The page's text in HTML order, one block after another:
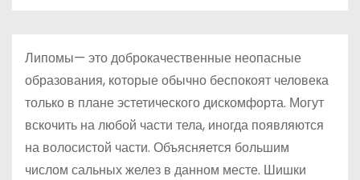
Липомы— это доброкачественные неопасные
образования, которые обычно беспокоят человека
только в плане эстетического дискомфорта. Могут
вскочить на любой части тела, иногда появляются
на волосистой части. Объясняется большим
числом сальных желез в данном месте. Шишки